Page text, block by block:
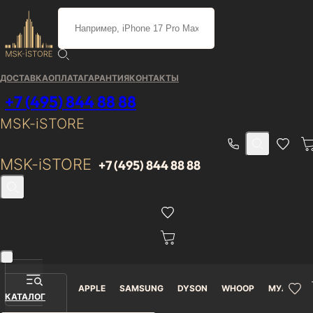
ДОСТАВКАОПЛАТАГАРАНТИЯКОНТАКТЫ
+7 (495) 844 88 88
MSK-iSTORE
MSK-iSTORE +7 (495) 844 88 88
КАТАЛОГ
APPLE SAMSUNG DYSON WHOOP
Каталог / Игровые приставки / Nintendo Switch
Игровая приставка Nintendo Switch Lite 32 ГБ (Желтая)
Игровая приставка
Nintendo Switch Lite 32 ГБ
Гарантия
Игровая приставка